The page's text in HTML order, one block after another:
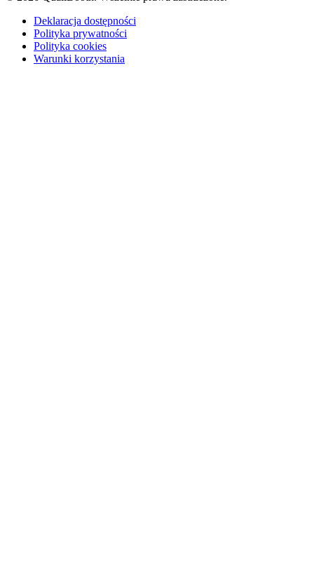
Deklaracja dostępności
Polityka prywatności
Polityka cookies
Warunki korzystania